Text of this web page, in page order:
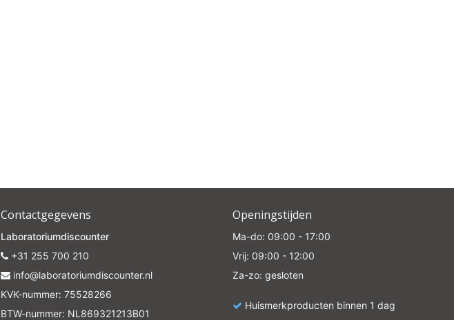
Contactgegevens
Laboratoriumdiscounter
+31 255 700 210
info@laboratoriumdiscounter.nl
KVK-nummer: 75528266
BTW-nummer: NL869321213B01
Openingstijden
Ma-do: 09:00 - 17:00
Vrij: 09:00 - 12:00
Za-zo: gesloten
Huismerkproducten binnen 1 dag